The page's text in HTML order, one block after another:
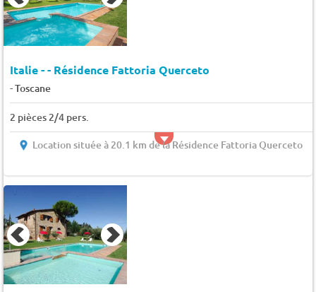
Italie - - Résidence Fattoria Querceto
-Toscane
2 pièces 2/4 pers.
Location située à 20.1 km de la Résidence Fattoria Querceto